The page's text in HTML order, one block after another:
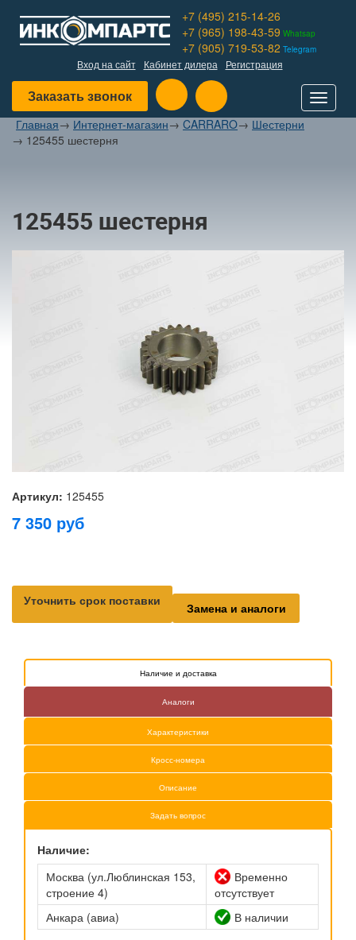
+7 (495) 215-14-26
+7 (965) 198-43-59 Whatsap
+7 (905) 719-53-82 Telegram
Вход на сайт Кабинет дилера Регистрация
Заказать звонок
Toggle
Главная→ Интернет-магазин→ CARRARO→ Шестерни
→ 125455 шестерня
125455 шестерня
Артикул: 125455
7 350 руб
Уточнить срок поставки Замена и аналоги
Наличие и доставка
Аналоги
Характеристики
Кросс-номера
Описание
Задать вопрос
Наличие:
Москва (ул.Люблинская 153,
строение 4)
Временно
отсутствует
Анкара (авиа)
В наличии